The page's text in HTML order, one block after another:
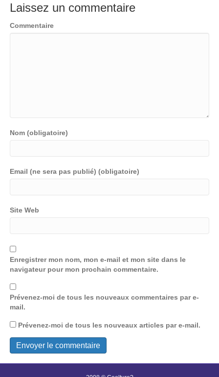
Laissez un commentaire
Commentaire
Nom (obligatoire)
Email (ne sera pas publié) (obligatoire)
Site Web
Enregistrer mon nom, mon e-mail et mon site dans le
navigateur pour mon prochain commentaire.
Prévenez-moi de tous les nouveaux commentaires par e-
mail.
Prévenez-moi de tous les nouveaux articles par e-mail.